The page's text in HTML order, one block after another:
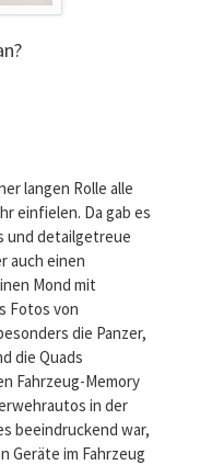
langen Rolle alle
einfielen. Da gab es
und detailgetreue
auch einen
Mond mit
Fotos von
die Panzer,
die Quads
Fahrzeug-Memory
in der
beeindruckend war,
Geräte im Fahrzeug